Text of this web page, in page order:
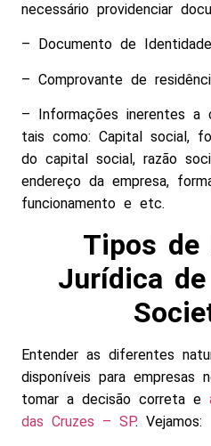
necessário providenciar
– Documento de
– Comprovante de
– Informações inerentes a
tais como: Capital social,
do capital social, razão
endereço da empresa,
funcionamento e etc.
Tipos de
Jurídica
Entender as diferentes
disponíveis para empresas
tomar a decisão correta e
das Cruzes – SP. Vejamos: